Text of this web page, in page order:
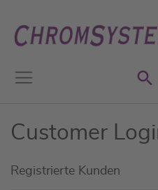
Inhalt
springen
Customer
Registrierte Kunden